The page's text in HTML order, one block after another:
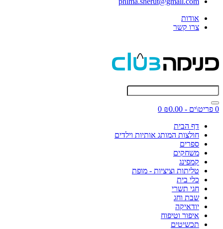
אודות
צרו קשר
0 פריט\ים - ₪0.00
0
דף הבית
חולצות המותג אותיות וילדים
ספרים
משחקים
קמפינג
טליתות וציציות - מופת
כלי בית
חגי תשרי
שבת וחג
יודאיקה
איפור וטיפוח
תכשיטים